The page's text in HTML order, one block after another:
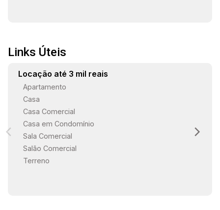
Links Úteis
Locação até 3 mil reais
Apartamento
Casa
Casa Comercial
Casa em Condomínio
Sala Comercial
Salão Comercial
Terreno